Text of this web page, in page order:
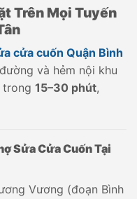
Trên Mọi Tuyến
cửa cuốn Quận Bình
và hẻm nội khu
15–30 phút,
Sửa Cửa Cuốn Tại
Vương (đoạn Bình